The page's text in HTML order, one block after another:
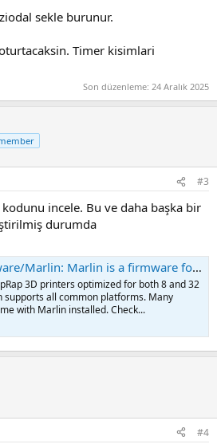
sekle burunur.
Timer kisimlari
Son düzenleme: 24 Aralık 2025
#3
incele. Bu ve daha başka bir
durumda
32 bit microcontrollers. Marlin supports all common platforms. Many commercial 3D printers come with Marlin installed. Check with your vendor if
3D printers optimized for both 8 and 32
all common platforms. Many
with Marlin installed. Check...
#4